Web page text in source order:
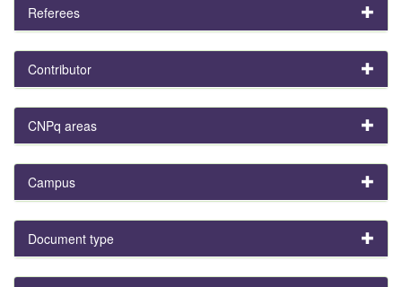
Referees
Contributor
CNPq areas
Campus
Document type